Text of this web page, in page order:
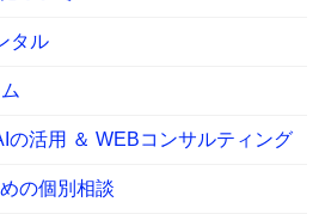
タル
の活用 ＆ WEBコンサルティング
の個別相談